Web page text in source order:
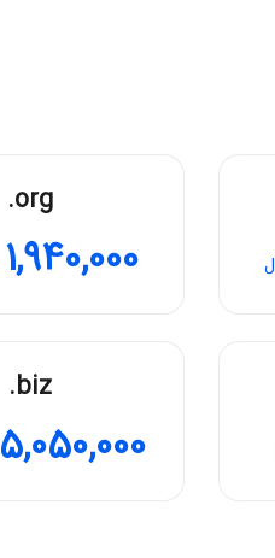
.org
1,940,000
.biz
5,050,000